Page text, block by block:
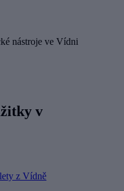
nástroje ve Vídni
v
z Vídně